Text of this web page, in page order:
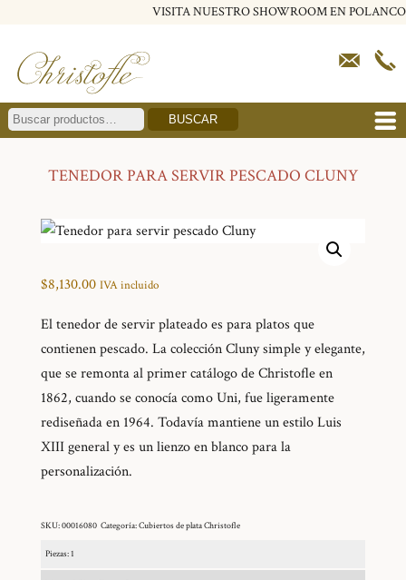
VISITA NUESTRO SHOWROOM EN POLANCO
BUSCAR
TENEDOR PARA SERVIR PESCADO CLUNY
$8,130.00 IVA incluido
El tenedor de servir plateado es para platos que
contienen pescado. La colección Cluny simple y elegante,
que se remonta al primer catálogo de Christofle en
1862, cuando se conocía como Uni, fue ligeramente
rediseñada en 1964. Todavía mantiene un estilo Luis
XIII general y es un lienzo en blanco para la
personalización.
SKU:00016080 Categoría:Cubiertos de plata Christofle
Piezas: 1